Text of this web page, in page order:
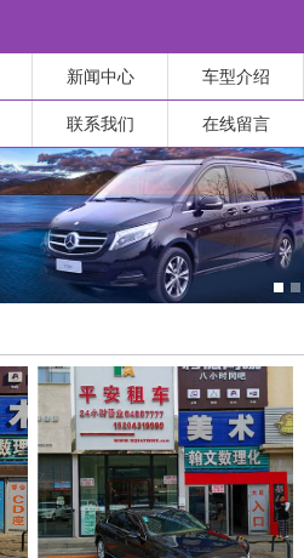
新闻中心 车型介绍
联系我们 在线留言